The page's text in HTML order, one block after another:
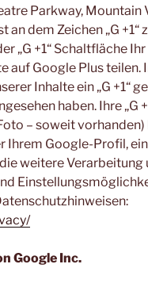
Parkway, Mountain
dem Zeichen „G +1“
„G +1“ Schaltfläche
auf Google Plus teilen.
Inhalte ein „G +1“
haben. Ihre „G
– soweit
Ihrem Google-Profil,
weitere
Google Inc.